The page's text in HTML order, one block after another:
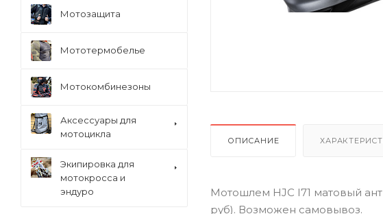
ОПИСАНИЕ
Мотошлем HJC I71 матовый
руб). Возможен самовывоз.
Мотозащита
Мототермобелье
Мотокомбинезоны
Аксессуары для
мотоцикла
Экипировка для
мотокросса и
эндуро